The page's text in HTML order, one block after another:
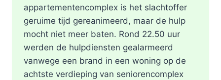
appartementencomplex is het slachtoffer
geruime tijd gereanimeerd, maar de hulp
mocht niet meer baten. Rond 22.50 uur
werden de hulpdiensten gealarmeerd
vanwege een brand in een woning op de
achtste verdieping van seniorencomplex